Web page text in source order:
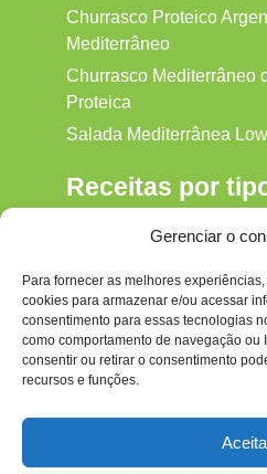
Gerenciar o
Para fornecer as melhores
cookies para armazenar e/ou acessar
consentimento para essas tecnologias
como comportamento de navegação ou
consentir ou retirar o consentimento
recursos e funções.
Churrasco Proteico
Mediterrâneo
Churrasco Mediterrâneo
Proteica
Salada Mediterrânea
Receitas por
Gluten‑free
Hipocalórica
Low Carb
Nenhum
Paleo